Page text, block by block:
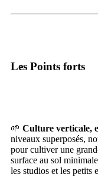
Les Points forts
🌱 Culture verticale,
niveaux superposés,
pour cultiver une
surface au sol
les studios et les petits